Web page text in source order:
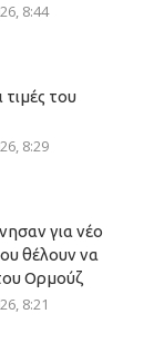
8:44
του
8:29
για νέο
θέλουν να
Ορμούζ
8:21